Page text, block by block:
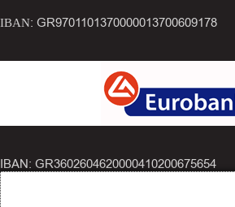
ΙΒΑΝ: GR9701101370000013700609178
IBAN: GR3602604620000410200675654